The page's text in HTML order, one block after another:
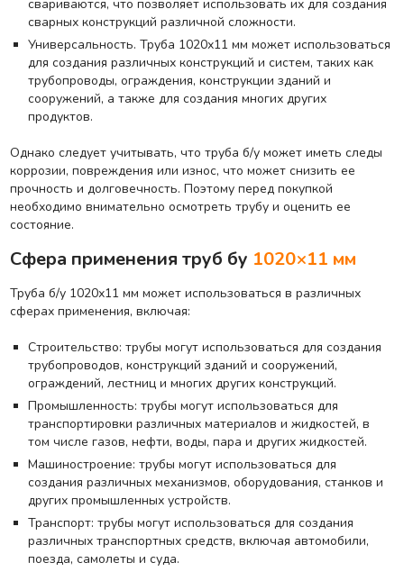
свариваются, что позволяет использовать их для создания
сварных конструкций различной сложности.
Универсальность. Труба 1020х11 мм может использоваться
для создания различных конструкций и систем, таких как
трубопроводы, ограждения, конструкции зданий и
сооружений, а также для создания многих других
продуктов.
Однако следует учитывать, что труба б/у может иметь следы
коррозии, повреждения или износ, что может снизить ее
прочность и долговечность. Поэтому перед покупкой
необходимо внимательно осмотреть трубу и оценить ее
состояние.
Сфера применения труб бу 1020×11 мм
Труба б/у 1020х11 мм может использоваться в различных
сферах применения, включая:
Строительство: трубы могут использоваться для создания
трубопроводов, конструкций зданий и сооружений,
ограждений, лестниц и многих других конструкций.
Промышленность: трубы могут использоваться для
транспортировки различных материалов и жидкостей, в
том числе газов, нефти, воды, пара и других жидкостей.
Машиностроение: трубы могут использоваться для
создания различных механизмов, оборудования, станков и
других промышленных устройств.
Транспорт: трубы могут использоваться для создания
различных транспортных средств, включая автомобили,
поезда, самолеты и суда.